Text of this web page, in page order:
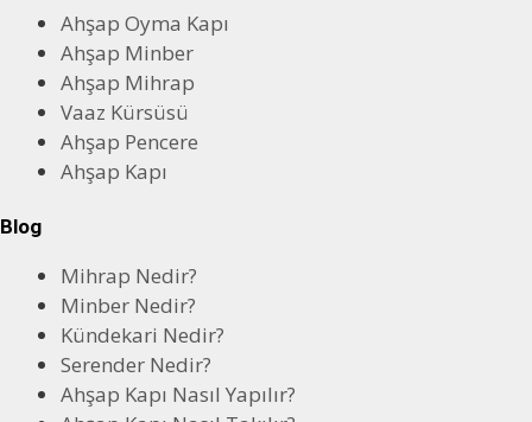
Ahşap Oyma Kapı
Ahşap Minber
Ahşap Mihrap
Vaaz Kürsüsü
Ahşap Pencere
Ahşap Kapı
Blog
Mihrap Nedir?
Minber Nedir?
Kündekari Nedir?
Serender Nedir?
Ahşap Kapı Nasıl Yapılır?